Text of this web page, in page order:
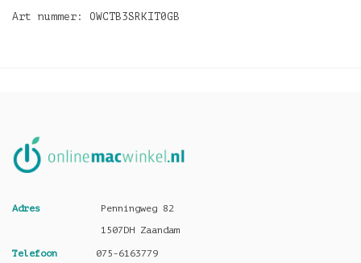
Art nummer: OWCTB3SRKIT0GB
Adres
Penningweg 82
1507DH Zaandam
Telefoon 075-6163779